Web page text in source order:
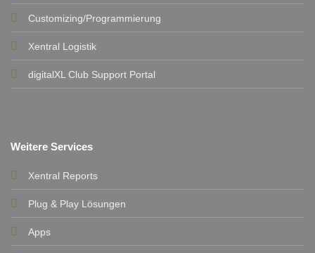
Customizing/Programmierung
Xentral Logistik
digitalXL Club Support Portal
Weitere Services
Xentral Reports
Plug & Play Lösungen
Apps